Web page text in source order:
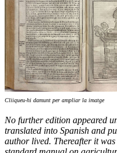
Cliiqueu-hi damunt per ampliar la imatge
No further edition appeared
translated into Spanish and
author lived. Thereafter it